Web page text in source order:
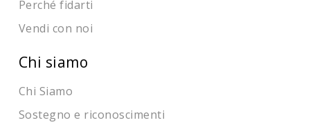
Perché fidarti
Vendi con noi
Chi siamo
Chi Siamo
Sostegno e riconoscimenti